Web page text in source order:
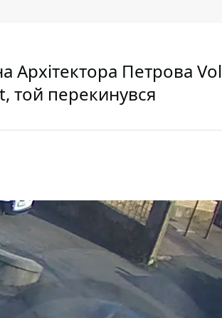
Архітектора Петрова
той перекинувся